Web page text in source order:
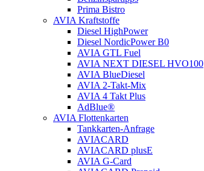
Prima Bistro
AVIA Kraftstoffe
Diesel HighPower
Diesel NordicPower B0
AVIA GTL Fuel
AVIA NEXT DIESEL HVO100
AVIA BlueDiesel
AVIA 2-Takt-Mix
AVIA 4 Takt Plus
AdBlue®
AVIA Flottenkarten
Tankkarten-Anfrage
AVIACARD
AVIACARD plusE
AVIA G-Card